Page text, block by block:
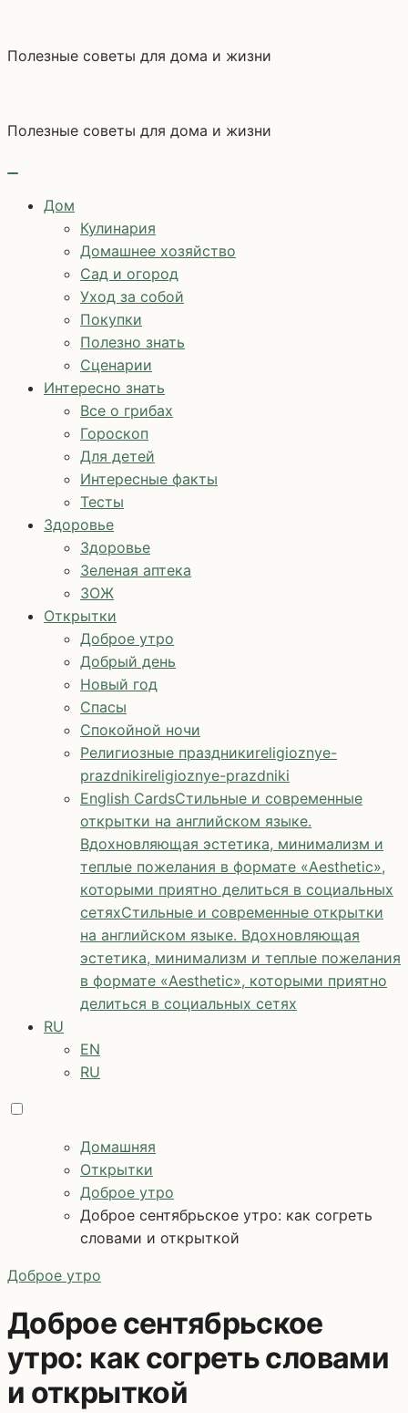
содержимому
Полезные советы для дома и жизни
Полезные советы для дома и жизни
Дом
Кулинария
Домашнее хозяйство
Сад и огород
Уход за собой
Покупки
Полезно знать
Сценарии
Интересно знать
Все о грибах
Гороскоп
Для детей
Интересные факты
Тесты
Здоровье
Здоровье
Зеленая аптека
ЗОЖ
Открытки
Доброе утро
Добрый день
Новый год
Спасы
Спокойной ночи
Религиозные праздникиreligioznye-
prazdnikireligioznye-prazdniki
English CardsСтильные и современные
открытки на английском языке.
Вдохновляющая эстетика, минимализм и
теплые пожелания в формате «Aesthetic»,
которыми приятно делиться в социальных
сетяхСтильные и современные открытки
на английском языке. Вдохновляющая
эстетика, минимализм и теплые пожелания
в формате «Aesthetic», которыми приятно
делиться в социальных сетях
RU
EN
RU
Домашняя
Открытки
Доброе утро
Доброе сентябрьское утро: как согреть
словами и открыткой
Доброе утро
Доброе сентябрьское
утро: как согреть словами
и открыткой